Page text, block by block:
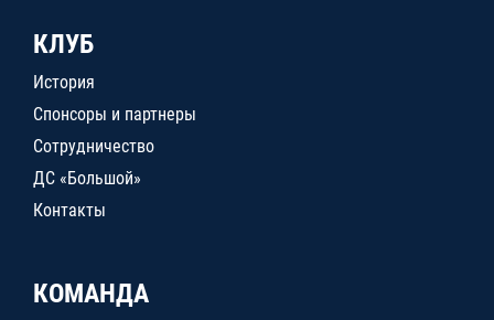
КЛУБ
История
Спонсоры и партнеры
Сотрудничество
ДС «Большой»
Контакты
КОМАНДА